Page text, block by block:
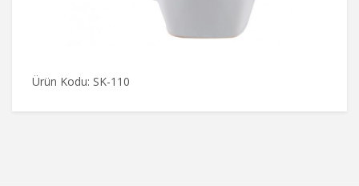
Ürün Kodu: SK-110